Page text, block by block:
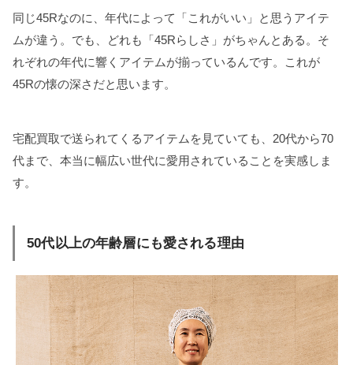
同じ45Rなのに、年代によって「これがいい」と思うアイテ
ムが違う。でも、どれも「45Rらしさ」がちゃんとある。そ
れぞれの年代に響くアイテムが揃っているんです。これが
45Rの懐の深さだと思います。
宅配買取で送られてくるアイテムを見ていても、20代から70
代まで、本当に幅広い世代に愛用されていることを実感しま
す。
50代以上の年齢層にも愛される理由